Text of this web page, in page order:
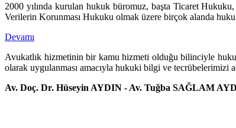
2000 yılında kurulan hukuk büromuz, başta Ticaret
Verilerin Korunması Hukuku olmak üzere birçok alanda
Devamı
Avukatlık hizmetinin bir kamu hizmeti olduğu bilinciyle
olarak uygulanması amacıyla hukuki bilgi ve tecrübelerimizi
Av. Doç. Dr. Hüseyin AYDIN - Av. Tuğba SAĞLAM